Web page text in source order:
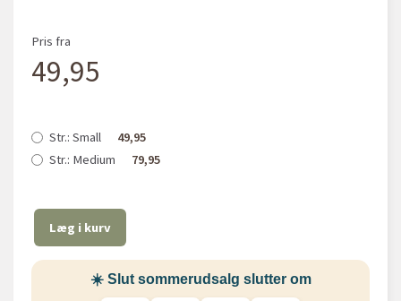
Pris fra
49,95
Str.: Small
49,95
Str.: Medium 79,95
Læg i kurv
☀️ Slut sommerudsalg slutter om